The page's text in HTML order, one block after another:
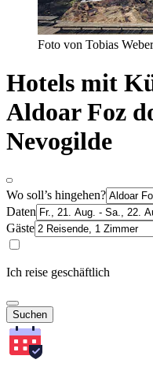
Foto von Tobias Weber
Hotels mit
Aldoar Foz
Nevogilde
Wo soll’s hingehen?
Daten
Gäste
Ich reise geschäftlich
Suchen